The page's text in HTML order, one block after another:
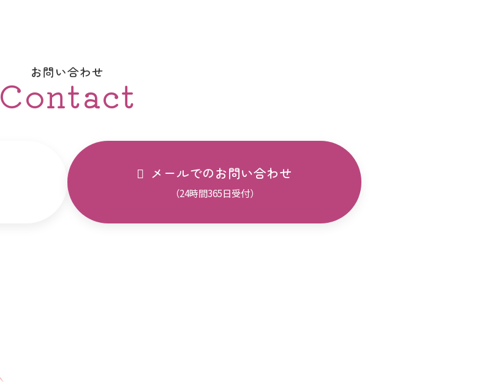
お問い合わせ
Contact
メールでのお問い合わせ
（24時間365日受付）